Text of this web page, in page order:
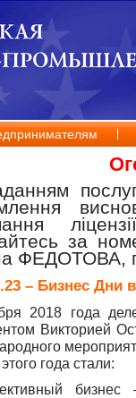
за
ФЕДОТОВА,
– Бизнес Дни
2018 года
Викторией
года стали:
бизнес